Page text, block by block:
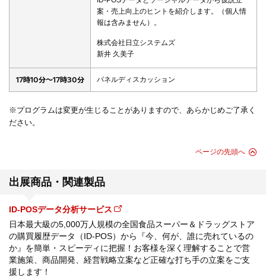
案・売上向上のヒントを紹介します。（個人情
報は含みません）。
株式会社日立システムズ
新井 久美子
17時10分～17時30分 パネルディスカッション
※プログラムは変更が生じることがありますので、あらかじめご了承く
ださい。
ページの先頭へ
出展商品・関連製品
ID-POSデータ分析サービス
日本最大級の5,000万人規模の全国食品スーパー＆ドラッグストア
の購買履歴データ（ID-POS）から『今、何が、誰に売れているの
か』を簡単・スピーディに把握！お客様を深く理解することで営
業施策、商品開発、経営戦略立案など正確な打ち手の立案をご支
援します！